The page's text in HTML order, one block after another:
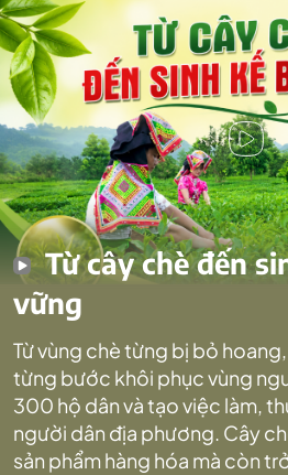
Từ cây chè đến
vững
Từ vùng chè từng bị bỏ hoang,
từng bước khôi phục vùng
300 hộ dân và tạo việc làm,
người dân địa phương. Cây
sản phẩm hàng hóa mà còn